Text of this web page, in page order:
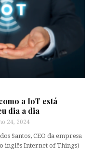
a IoT está
dia a dia
24, 2024
Santos, CEO da empresa
inglês Internet of Things)